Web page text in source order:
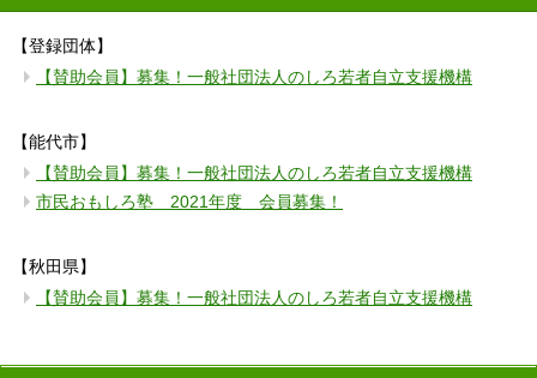
【登録団体】
【賛助会員】募集！一般社団法人のしろ若者自立支援機構
【能代市】
【賛助会員】募集！一般社団法人のしろ若者自立支援機構
市民おもしろ塾 2021年度 会員募集！
【秋田県】
【賛助会員】募集！一般社団法人のしろ若者自立支援機構